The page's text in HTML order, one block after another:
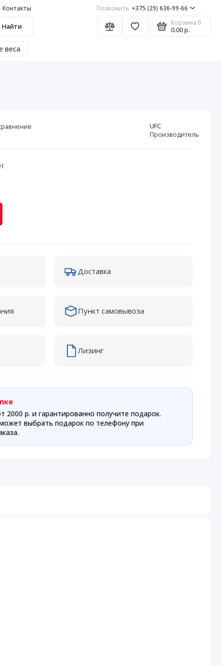
Контакты Позвонить +375 (29) 636-99-66
Найти Корзина 0
0.00 р.
веса
UFC
Производитель
Доставка
Пункт самовывоза
Лизинг
2000 р. и гарантированно получите подарок.
выбрать подарок по телефону при